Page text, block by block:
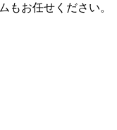
もお任せください。